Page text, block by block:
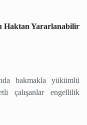
Haktan Yararlanabilir
bakmakla yükümlü
çalışanlar engellilik